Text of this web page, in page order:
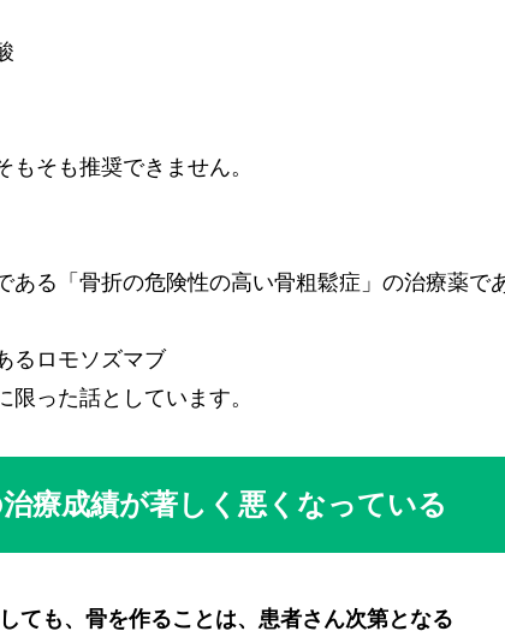
そも推奨できません。
る「骨折の危険性の高い骨粗鬆症」の治療薬で
るロモソズマブ
った話としています。
療成績が著しく悪くなっている
ても、骨を作ることは、患者さん次第となる